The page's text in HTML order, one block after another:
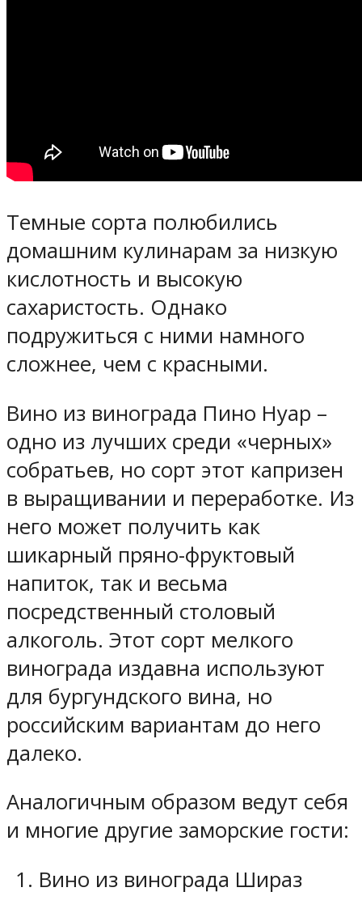
Темные сорта полюбились
домашним кулинарам за низкую
кислотность и высокую
сахаристость. Однако
подружиться с ними намного
сложнее, чем с красными.
Вино из винограда Пино Нуар –
одно из лучших среди «черных»
собратьев, но сорт этот капризен
в выращивании и переработке. Из
него может получить как
шикарный пряно-фруктовый
напиток, так и весьма
посредственный столовый
алкоголь. Этот сорт мелкого
винограда издавна используют
для бургундского вина, но
российским вариантам до него
далеко.
Аналогичным образом ведут себя
и многие другие заморские гости:
Вино из винограда Шираз